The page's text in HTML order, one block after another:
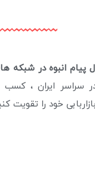
پیام انبوه در شبکه
سراسر ایران ، کسب
خود را تقویت